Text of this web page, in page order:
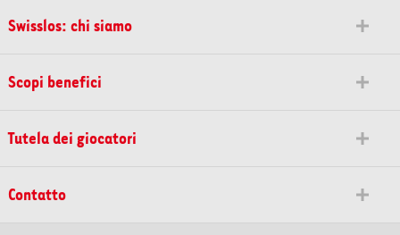
Swisslos: chi siamo
Scopi benefici
Tutela dei giocatori
Contatto